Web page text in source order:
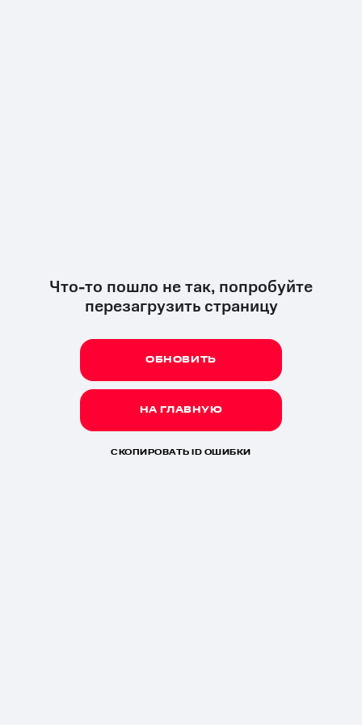
Что-то пошло не так, попробуйте
перезагрузить страницу
ОБНОВИТЬ
НА ГЛАВНУЮ
СКОПИРОВАТЬ ID ОШИБКИ